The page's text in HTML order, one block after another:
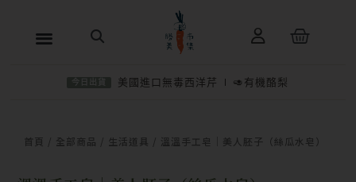
購
美國進口無毒西洋芹 🥑有機酪梨
首頁 全部商品 生活道具 / 溫溫手工皂｜美人胚子（絲瓜水皂）